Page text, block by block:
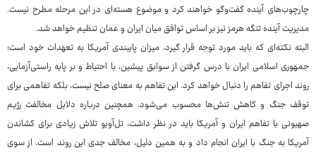
چارچوب‌های آینده گفت‌وگو خواهند کرد و موضوع هسته‌ای در این مرحله مطرح نیست.
مدیریت آینده تنگه هرمز نیز بر اساس توافق میان ایران و عمان تنظیم خواهد شد.
البته نکته‌ای که باید مورد توجه قرار گیرد، میزان پایبندی آمریکا به تعهدات خود است؛
جمهوری اسلامی ایران با درس گرفتن از سوابق پیشین، با احتیاط و بر پایه راستی‌آزمایی،
روند اجرای تفاهم را دنبال خواهد کرد. این تفاهم به معنای صلح نیست، بلکه تفاهمی برای
توقف جنگ و کاهش تنش‌ها محسوب می‌شود. همچنین درباره دلایل مخالفت رژیم
صهیونی با تفاهم ایران و آمریکا باید در نظر داشت، تل‌آویو تلاش زیادی برای کشاندن
آمریکا به جنگ با ایران انجام داد و به همین دلیل، مخالف جدی این روند است. از سوی